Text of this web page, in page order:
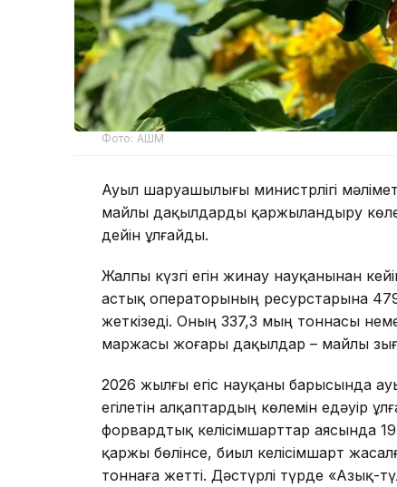
Фото: АШМ
Ауыл шаруашылығы министрлігі
майлы дақылдарды қаржыландыру
дейін ұлғайды.
Жалпы күзгі егін жинау науқанынан
астық операторының ресурстарына
жеткізеді. Оның 337,3 мың тоннасы
маржасы жоғары дақылдар – майлы
2026 жылғы егіс науқаны барысында
егілетін алқаптардың көлемін едәуір
форвардтық келісімшарттар аясында
қаржы бөлінсе, биыл келісімшарт
тоннаға жетті. Дәстүрлі түрде «Азық-